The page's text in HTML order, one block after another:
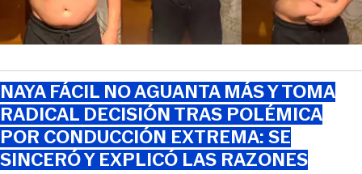
NAYA FÁCIL NO AGUANTA MÁS Y TOMA
RADICAL DECISIÓN TRAS POLÉMICA
POR CONDUCCIÓN EXTREMA: SE
SINCERÓ Y EXPLICÓ LAS RAZONES